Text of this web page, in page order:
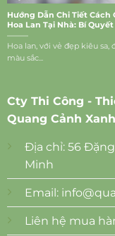
Hướng Dẫn Chi Tiết Cách
Hoa Lan Tại Nhà: Bí
Lan Rực Rỡ
Hoa lan, với vẻ đẹp kiêu sa,
màu sắc...
Cty Thi Công -
Quang Cảnh Xanh
Địa chỉ: 56
Minh
Email:
Liên hệ mua